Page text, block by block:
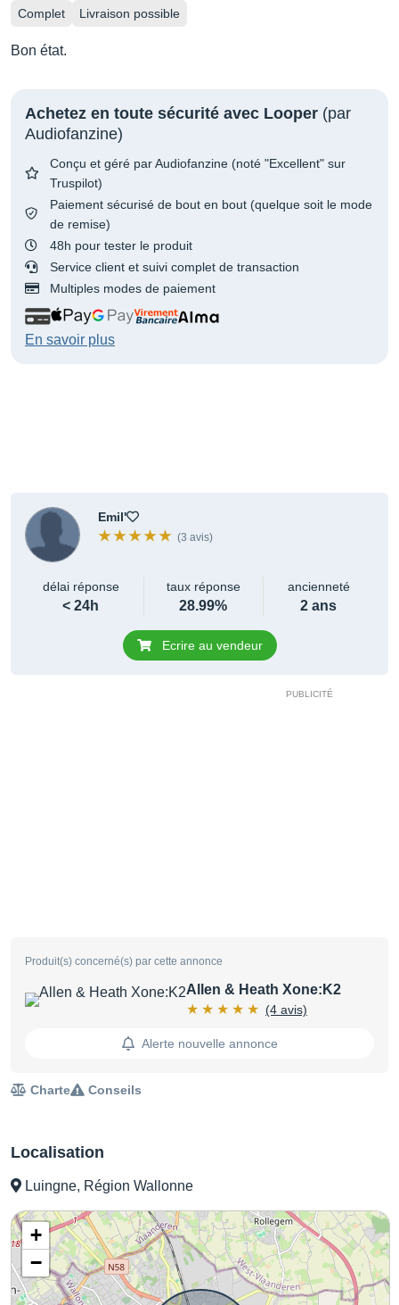
Complet Livraison possible
Bon état.
Achetez en toute sécurité avec Looper (par
Audiofanzine)
Conçu et géré par Audiofanzine (noté "Excellent" sur
Truspilot)
Paiement sécurisé de bout en bout (quelque soit le mode
de remise)
48h pour tester le produit
Service client et suivi complet de transaction
Multiples modes de paiement
En savoir plus
Localisation
Luingne, Région Wallonne
+
−
Emil'
(3 avis)
délai réponse
< 24h
taux réponse
28.99%
ancienneté
2 ans
Ecrire au vendeur
Produit(s) concerné(s) par cette annonce
Allen & Heath Xone:K2
(4 avis)
Alerte nouvelle annonce
Charte Conseils